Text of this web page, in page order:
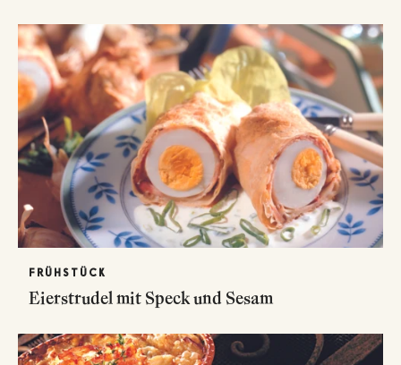
FRÜHSTÜCK
Eierstrudel mit Speck und Sesam